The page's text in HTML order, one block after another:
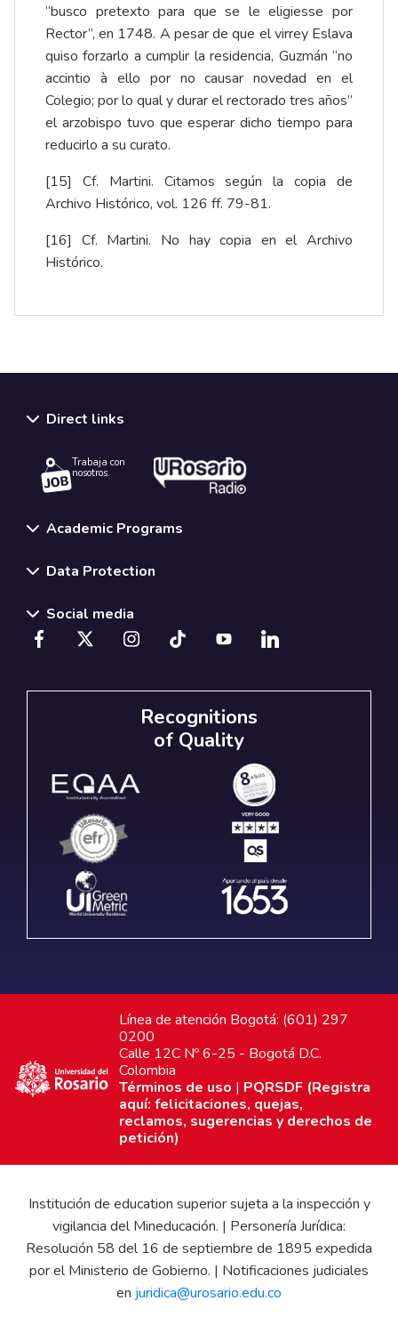
“busco pretexto para que se le eligiesse por
Rector”, en 1748. A pesar de que el virrey Eslava
quiso forzarlo a cumplir la residencia, Guzmán “no
accintio à ello por no causar novedad en el
Colegio; por lo qual y durar el rectorado tres años”
el arzobispo tuvo que esperar dicho tiempo para
reducirlo a su curato.
[15] Cf. Martini. Citamos según la copia de
Archivo Histórico, vol. 126 ff. 79-81.
[16] Cf. Martini. No hay copia en el Archivo
Histórico.
Direct links
Trabaja con
nosotros.
Academic Programs
Data Protection
Social media
Recognitions
of Quality
Línea de atención Bogotá: (601) 297
0200
Calle 12C Nº 6-25 - Bogotá D.C.
Colombia
Términos de uso | PQRSDF (Registra
aquí: felicitaciones, quejas,
reclamos, sugerencias y derechos de
petición)
Institución de education superior sujeta a la inspección y
vigilancia del Mineducación. | Personería Jurídica:
Resolución 58 del 16 de septiembre de 1895 expedida
por el Ministerio de Gobierno. | Notificaciones judiciales
en juridica@urosario.edu.co